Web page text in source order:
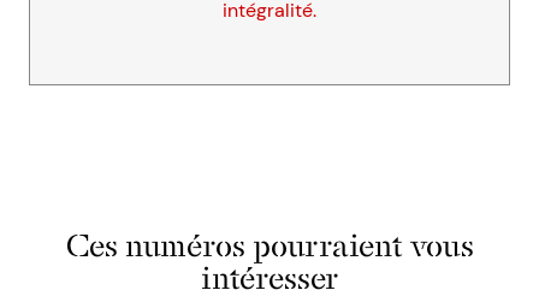
intégralité.
Ces numéros pourraient vous
intéresser